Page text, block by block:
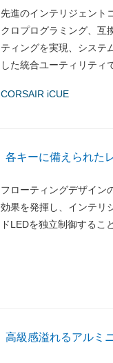
先進のインテリジェント
クロプログラミング、互
ティングを実現、システ
した統合ユーティリティ
CORSAIR iCUE
各キーに備えられた
フローティングデザイン
効果を発揮し、インテリ
ドLEDを独立制御するこ
高級感溢れるアルミ